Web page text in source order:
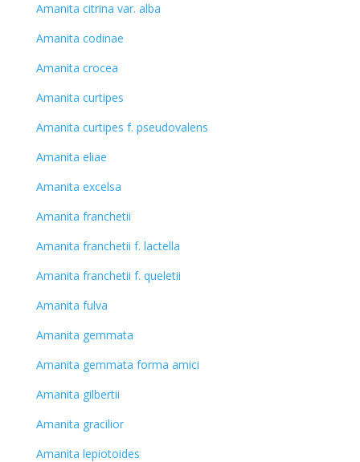
Amanita citrina var. alba
Amanita codinae
Amanita crocea
Amanita curtipes
Amanita curtipes f. pseudovalens
Amanita eliae
Amanita excelsa
Amanita franchetii
Amanita franchetii f. lactella
Amanita franchetii f. queletii
Amanita fulva
Amanita gemmata
Amanita gemmata forma amici
Amanita gilbertii
Amanita gracilior
Amanita lepiotoides